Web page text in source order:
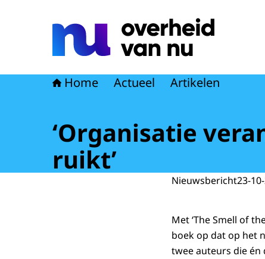
Home Actueel Artikelen
‘Organisatie
ruikt’
Nieuwsbericht23-
Met ‘The Smell of
boek op dat op het
twee auteurs die én